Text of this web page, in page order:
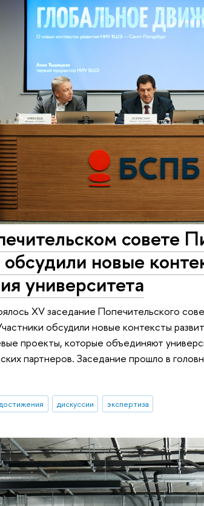
совете
новые
университета
XV заседание Попечительского
обсудили новые контексты
проекты, которые объединяют
партнеров. Заседание прошло в
дискуссии экспертиза